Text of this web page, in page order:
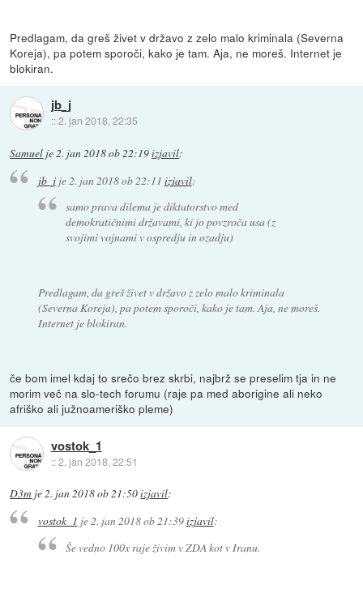
Predlagam, da greš živet v državo z zelo malo kriminala (Severna
Koreja), pa potem sporoči, kako je tam. Aja, ne moreš. Internet je
blokiran.
jb_j
::2. jan 2018, 22:35
Samuel je2. jan 2018 ob 22:19izjavil:
jb_jje 2. jan 2018 ob 22:11 izjavil:
samo prava dilema je diktatorstvo med
demokratičnimi državami, ki jo povzroča usa (z
svojimi vojnami v ospredju in ozadju)
Predlagam, da greš živet v državo z zelo malo kriminala
(Severna Koreja), pa potem sporoči, kako je tam. Aja, ne moreš.
Internet je blokiran.
če bom imel kdaj to srečo brez skrbi, najbrž se preselim tja in ne
morim več na slo-tech forumu (raje pa med aborigine ali neko
afriško ali južnoameriško pleme)
vostok_1
::2. jan 2018, 22:51
D3m je2. jan 2018 ob 21:50izjavil:
vostok_1 je2. jan 2018 ob 21:39izjavil:
Še vedno 100x raje živim v ZDA kot v Iranu.